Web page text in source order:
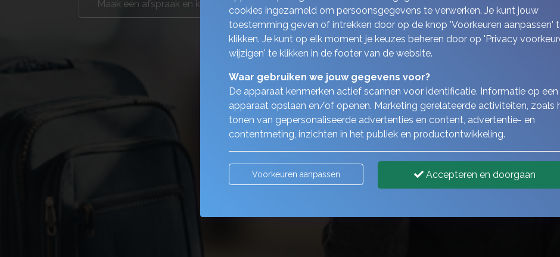
Maak een afspraak en kom langs
cookies ingezameld om persoonsgegevens te verwerken. Je kunt jouw
toestemming geven of intrekken door op de knop 'Voorkeuren aanpassen'
klikken. Je kunt op elk moment je keuzes beheren door op 'Privacy
wijzigen' te klikken in de footer van de website.
Waar gebruiken we jouw gegevens voor?
De apparaat kenmerken actief scannen voor identificatie. Informatie op een
apparaat opslaan en/of openen. Marketing gerelateerde activiteiten, zoals
tonen van gepersonaliseerde advertenties en content, advertentie- en
contentmeting, inzichten in het publiek en productontwikkeling.
Voorkeuren aanpassen Accepteren en doorgaan